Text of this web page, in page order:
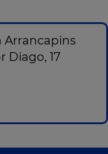
Arrancapins
Diago, 17